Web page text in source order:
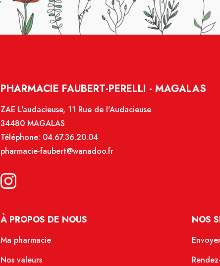
PHARMACIE FAUBERT-PERELLI - MAGALAS
ZAE L'audacieuse, 11 Rue de l'Audacieuse
34480 MAGALAS
Téléphone: 04.67.36.20.04
pharmacie-faubert@wanadoo.fr
À PROPOS DE NOUS
Ma pharmacie
Nos valeurs
NOS